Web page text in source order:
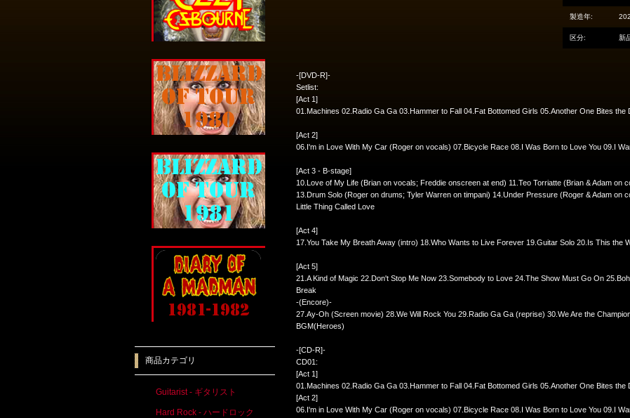
製造年:
区分: 新
-[DVD-R]-
Setlist:
[Act 1]
01.Machines 02.Radio Ga Ga 03.Hammer to Fall 04.Fat Bottomed Girls 05.Another One Bites the
[Act 2]
06.I'm in Love With My Car (Roger on vocals) 07.Bicycle Race 08.I Was Born to Love You 09.I
[Act 3 - B-stage]
10.Love of My Life (Brian on vocals; Freddie onscreen at end) 11.Teo Torriatte (Brian & Adam on
13.Drum Solo (Roger on drums; Tyler Warren on timpani) 14.Under Pressure (Roger & Adam on
Little Thing Called Love
[Act 4]
17.You Take My Breath Away (intro) 18.Who Wants to Live Forever 19.Guitar Solo 20.Is This the
[Act 5]
21.A Kind of Magic 22.Don't Stop Me Now 23.Somebody to Love 24.The Show Must Go On
Break
-(Encore)-
27.Ay‐Oh (Screen movie) 28.We Will Rock You 29.Radio Ga Ga (reprise) 30.We Are the
BGM(Heroes)
-[CD-R]-
CD01:
[Act 1]
01.Machines 02.Radio Ga Ga 03.Hammer to Fall 04.Fat Bottomed Girls 05.Another One Bites the
[Act 2]
06.I'm in Love With My Car (Roger on vocals) 07.Bicycle Race 08.I Was Born to Love You 09.I
商品カテゴリ
Guitarist - ギタリスト
Hard Rock - ハードロック